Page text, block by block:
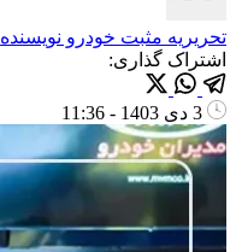
تحریریه مثبت خودرو نویسنده
اشتراک گذاری: